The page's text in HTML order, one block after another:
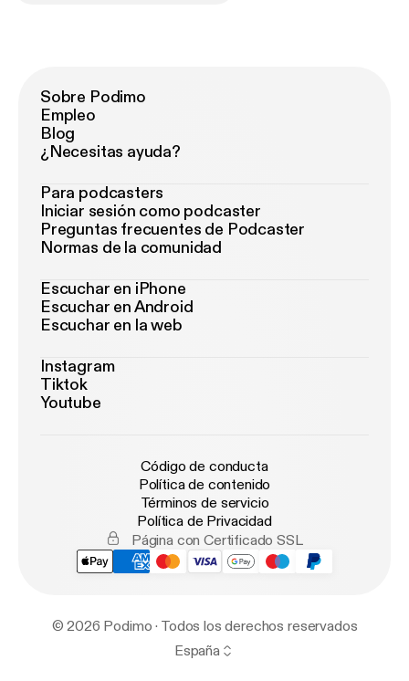
Sobre Podimo
Empleo
Blog
¿Necesitas ayuda?
Para podcasters
Iniciar sesión como podcaster
Preguntas frecuentes de Podcaster
Normas de la comunidad
Escuchar en iPhone
Escuchar en Android
Escuchar en la web
Instagram
Tiktok
Youtube
Código de conducta
Política de contenido
Términos de servicio
Política de Privacidad
Página con Certificado SSL
© 2026 Podimo · Todos los derechos reservados
España